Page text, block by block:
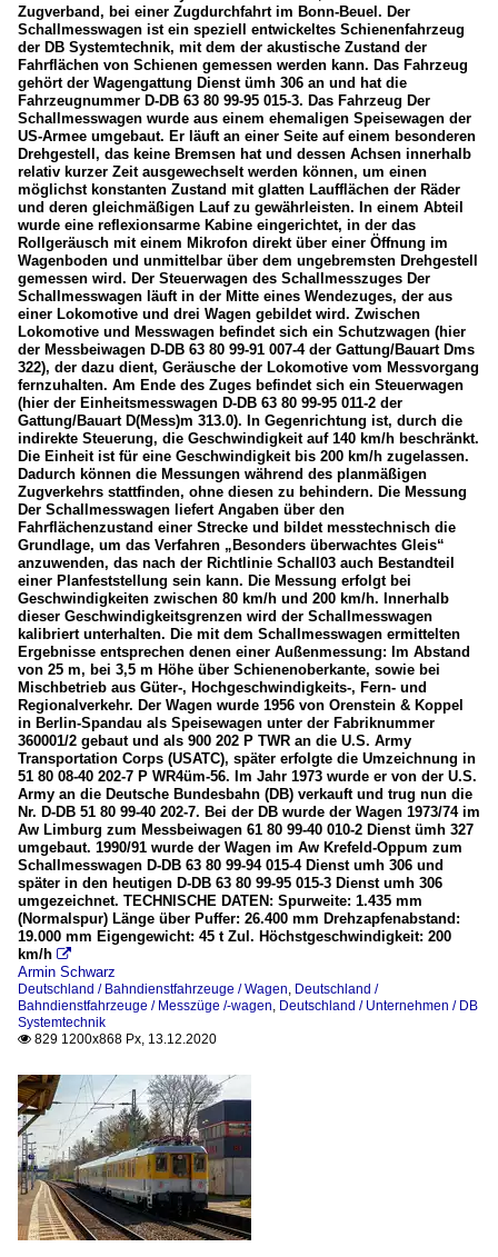
Zugverband, bei einer Zugdurchfahrt im Bonn-Beuel. Der
Schallmesswagen ist ein speziell entwickeltes Schienenfahrzeug
der DB Systemtechnik, mit dem der akustische Zustand der
Fahrflächen von Schienen gemessen werden kann. Das Fahrzeug
gehört der Wagengattung Dienst ümh 306 an und hat die
Fahrzeugnummer D-DB 63 80 99-95 015-3. Das Fahrzeug Der
Schallmesswagen wurde aus einem ehemaligen Speisewagen der
US-Armee umgebaut. Er läuft an einer Seite auf einem besonderen
Drehgestell, das keine Bremsen hat und dessen Achsen innerhalb
relativ kurzer Zeit ausgewechselt werden können, um einen
möglichst konstanten Zustand mit glatten Laufflächen der Räder
und deren gleichmäßigen Lauf zu gewährleisten. In einem Abteil
wurde eine reflexionsarme Kabine eingerichtet, in der das
Rollgeräusch mit einem Mikrofon direkt über einer Öffnung im
Wagenboden und unmittelbar über dem ungebremsten Drehgestell
gemessen wird. Der Steuerwagen des Schallmesszuges Der
Schallmesswagen läuft in der Mitte eines Wendezuges, der aus
einer Lokomotive und drei Wagen gebildet wird. Zwischen
Lokomotive und Messwagen befindet sich ein Schutzwagen (hier
der Messbeiwagen D-DB 63 80 99-91 007-4 der Gattung/Bauart Dms
322), der dazu dient, Geräusche der Lokomotive vom Messvorgang
fernzuhalten. Am Ende des Zuges befindet sich ein Steuerwagen
(hier der Einheitsmesswagen D-DB 63 80 99-95 011-2 der
Gattung/Bauart D(Mess)m 313.0). In Gegenrichtung ist, durch die
indirekte Steuerung, die Geschwindigkeit auf 140 km/h beschränkt.
Die Einheit ist für eine Geschwindigkeit bis 200 km/h zugelassen.
Dadurch können die Messungen während des planmäßigen
Zugverkehrs stattfinden, ohne diesen zu behindern. Die Messung
Der Schallmesswagen liefert Angaben über den
Fahrflächenzustand einer Strecke und bildet messtechnisch die
Grundlage, um das Verfahren „Besonders überwachtes Gleis“
anzuwenden, das nach der Richtlinie Schall03 auch Bestandteil
einer Planfeststellung sein kann. Die Messung erfolgt bei
Geschwindigkeiten zwischen 80 km/h und 200 km/h. Innerhalb
dieser Geschwindigkeitsgrenzen wird der Schallmesswagen
kalibriert unterhalten. Die mit dem Schallmesswagen ermittelten
Ergebnisse entsprechen denen einer Außenmessung: Im Abstand
von 25 m, bei 3,5 m Höhe über Schienenoberkante, sowie bei
Mischbetrieb aus Güter-, Hochgeschwindigkeits-, Fern- und
Regionalverkehr. Der Wagen wurde 1956 von Orenstein & Koppel
in Berlin-Spandau als Speisewagen unter der Fabriknummer
360001/2 gebaut und als 900 202 P TWR an die U.S. Army
Transportation Corps (USATC), später erfolgte die Umzeichnung in
51 80 08-40 202-7 P WR4üm-56. Im Jahr 1973 wurde er von der U.S.
Army an die Deutsche Bundesbahn (DB) verkauft und trug nun die
Nr. D-DB 51 80 99-40 202-7. Bei der DB wurde der Wagen 1973/74 im
Aw Limburg zum Messbeiwagen 61 80 99-40 010-2 Dienst ümh 327
umgebaut. 1990/91 wurde der Wagen im Aw Krefeld-Oppum zum
Schallmesswagen D-DB 63 80 99-94 015-4 Dienst umh 306 und
später in den heutigen D-DB 63 80 99-95 015-3 Dienst umh 306
umgezeichnet. TECHNISCHE DATEN: Spurweite: 1.435 mm
(Normalspur) Länge über Puffer: 26.400 mm Drehzapfenabstand:
19.000 mm Eigengewicht: 45 t Zul. Höchstgeschwindigkeit: 200
km/h 
Armin Schwarz
Deutschland / Bahndienstfahrzeuge / Wagen, Deutschland /
Bahndienstfahrzeuge / Messzüge /-wagen, Deutschland / Unternehmen / DB
Systemtechnik
 829 1200x868 Px, 13.12.2020